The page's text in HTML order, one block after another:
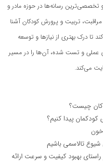
رسانه‌ها در حوزه مادر و
تربیت و پرورش کودکان آشنا
تا درک بهتری از نیازها و توسعه
عملی و تست شده، آن‌ها را در مسیر
می‌کند.
چیست؟
پیدا کنیم؟
خون
تالاسمی باشیم
بهبود کیفیت و سرعت ارائه